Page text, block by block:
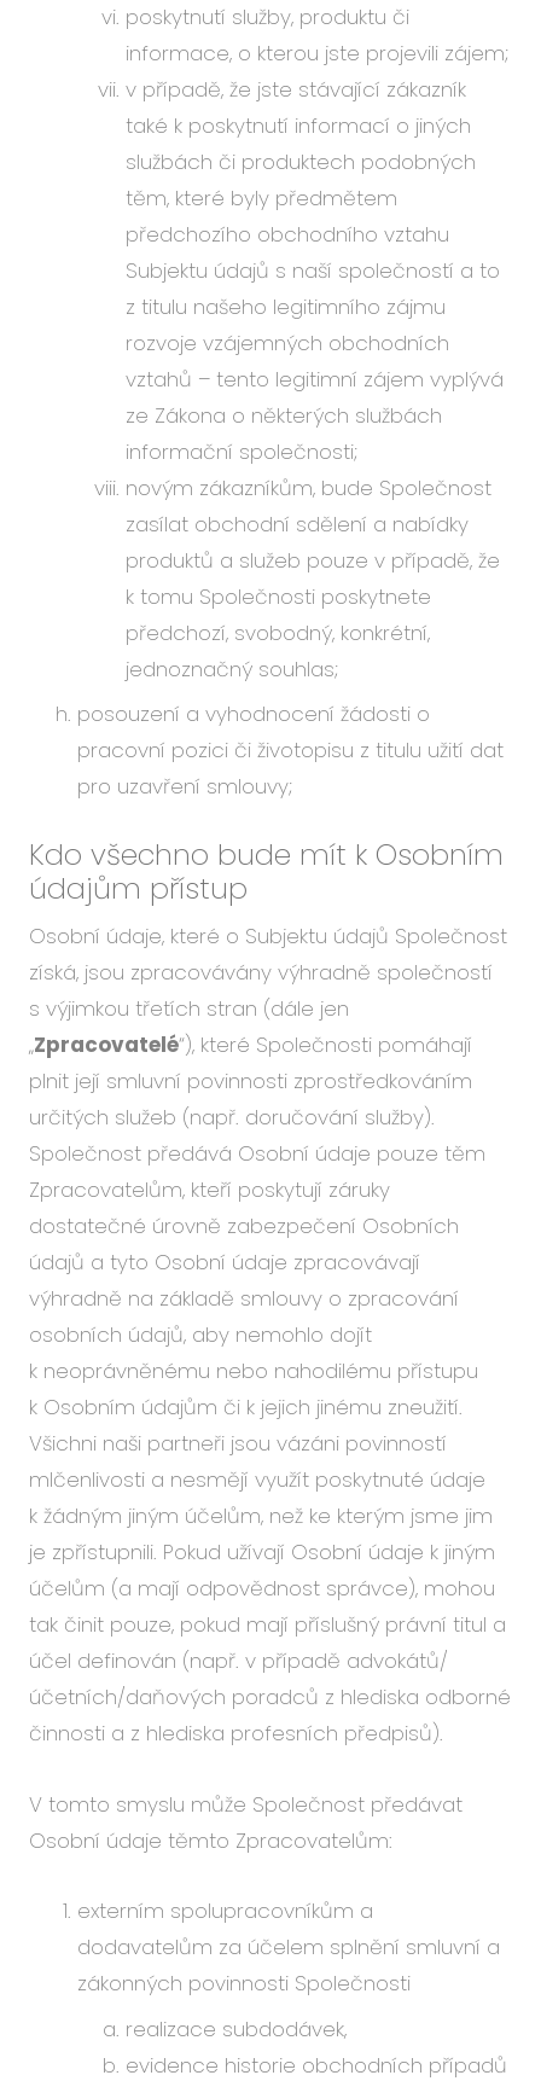
poskytnutí služby, produktu či
informace, o kterou jste projevili zájem;
v případě, že jste stávající zákazník
také k poskytnutí informací o jiných
službách či produktech podobných
těm, které byly předmětem
předchozího obchodního vztahu
Subjektu údajů s naší společností a to
z titulu našeho legitimního zájmu
rozvoje vzájemných obchodních
vztahů – tento legitimní zájem vyplývá
ze Zákona o některých službách
informační společnosti;
novým zákazníkům, bude Společnost
zasílat obchodní sdělení a nabídky
produktů a služeb pouze v případě, že
k tomu Společnosti poskytnete
předchozí, svobodný, konkrétní,
jednoznačný souhlas;
posouzení a vyhodnocení žádosti o
pracovní pozici či životopisu z titulu užití dat
pro uzavření smlouvy;
Kdo všechno bude mít k Osobním
údajům přístup
Osobní údaje, které o Subjektu údajů Společnost
získá, jsou zpracovávány výhradně společností
s výjimkou třetích stran (dále jen
„Zpracovatelé“), které Společnosti pomáhají
plnit její smluvní povinnosti zprostředkováním
určitých služeb (např. doručování služby).
Společnost předává Osobní údaje pouze těm
Zpracovatelům, kteří poskytují záruky
dostatečné úrovně zabezpečení Osobních
údajů a tyto Osobní údaje zpracovávají
výhradně na základě smlouvy o zpracování
osobních údajů, aby nemohlo dojít
k neoprávněnému nebo nahodilému přístupu
k Osobním údajům či k jejich jinému zneužití.
Všichni naši partneři jsou vázáni povinností
mlčenlivosti a nesmějí využít poskytnuté údaje
k žádným jiným účelům, než ke kterým jsme jim
je zpřístupnili. Pokud užívají Osobní údaje k jiným
účelům (a mají odpovědnost správce), mohou
tak činit pouze, pokud mají příslušný právní titul a
účel definován (např. v případě advokátů/
účetních/daňových poradců z hlediska odborné
činnosti a z hlediska profesních předpisů).
V tomto smyslu může Společnost předávat
Osobní údaje těmto Zpracovatelům:
externím spolupracovníkům a
dodavatelům za účelem splnění smluvní a
zákonných povinnosti Společnosti
realizace subdodávek,
evidence historie obchodních případů